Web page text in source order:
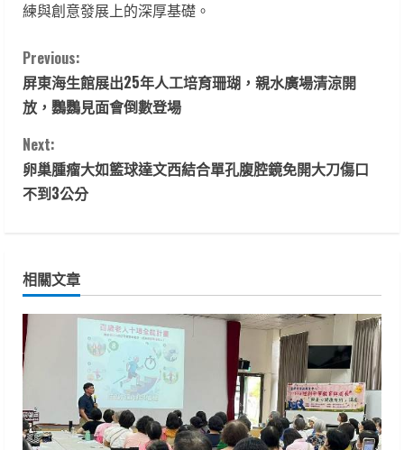
練與創意發展上的深厚基礎。
C
o
n
t
u
e
R
e
Previous:
屏東海生館展出25年人工培育珊瑚，親水廣場清涼開
放，鸚鸚見面會倒數登場
Next:
卵巢腫瘤大如籃球達文西結合單孔腹腔鏡免開大刀傷口
不到3公分
相關文章